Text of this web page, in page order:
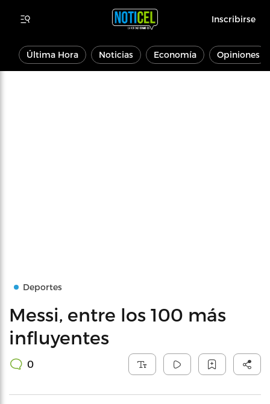
Inscribirse
Última Hora Noticias Economía Opiniones
Deportes
Messi, entre los 100 más
influyentes
0